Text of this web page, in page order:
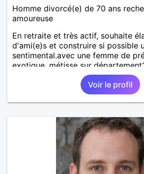
Homme divorcé(e) de 70 ans
amoureuse
En retraite et très actif, souhaite
d'ami(e)s et construire si possible
sentimental.avec une femme de
exotique, métisse sur
Voir le profil